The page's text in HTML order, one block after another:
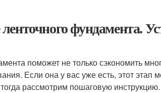
фундамента.
поможет не только сэкономить
Если она у вас уже есть, этот этап
рассмотрим пошаговую инструкцию.